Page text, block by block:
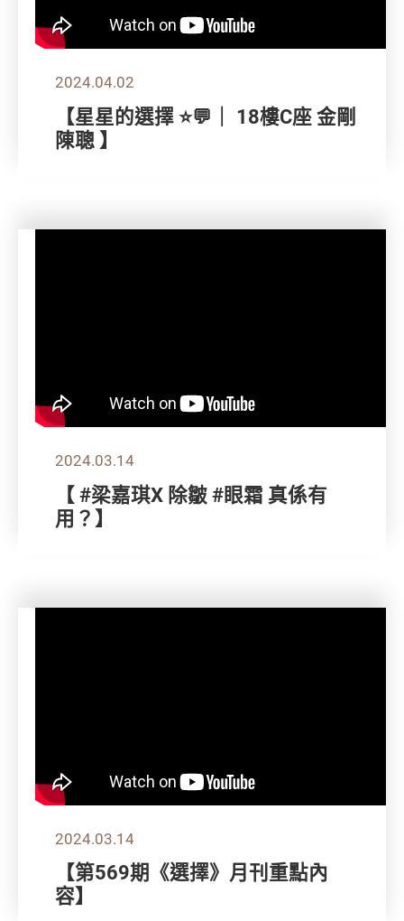
2024.04.02
【星星的選擇 ⭐💬｜ 18樓C座 金剛
陳聰 】
2024.03.14
【 #梁嘉琪X 除皺 #眼霜 真係有
用？】
2024.03.14
【第569期《選擇》月刊重點內
容】